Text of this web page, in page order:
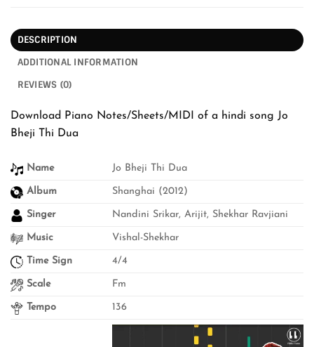
DESCRIPTION
ADDITIONAL INFORMATION
REVIEWS (0)
Download Piano Notes/Sheets/MIDI of a hindi song Jo
Bheji Thi Dua
Name Jo Bheji Thi Dua
Album Shanghai (2012)
Singer Nandini Srikar, Arijit, Shekhar Ravjiani
Music Vishal-Shekhar
Time Sign 4/4
Scale Fm
Tempo 136